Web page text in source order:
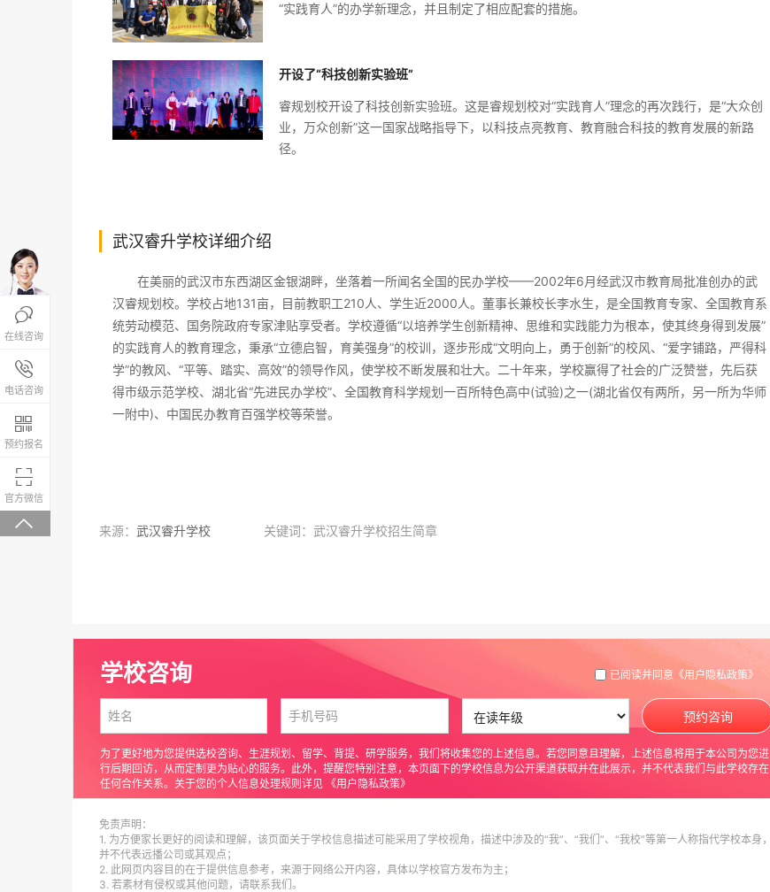
“实践育人”的办学新理念，并且制定了相应配套的措施。
开设了“科技创新实验班”
睿规划校开设了科技创新实验班。这是睿规划校对“实践育人”理念的再次践行，是“大众创
业，万众创新”这一国家战略指导下，以科技点亮教育、教育融合科技的教育发展的新路
径。
武汉睿升学校详细介绍
在美丽的武汉市东西湖区金银湖畔，坐落着一所闻名全国的民办学校——2002年6月经武汉市教育局批准创办的武
汉睿规划校。学校占地131亩，目前教职工210人、学生近2000人。董事长兼校长李水生，是全国教育专家、全国教育系
统劳动模范、国务院政府专家津贴享受者。学校遵循“以培养学生创新精神、思维和实践能力为根本，使其终身得到发展”
的实践育人的教育理念，秉承“立德启智，育美强身”的校训，逐步形成“文明向上，勇于创新”的校风、“爱字铺路，严得科
学”的教风、“平等、踏实、高效”的领导作风，使学校不断发展和壮大。二十年来，学校赢得了社会的广泛赞誉，先后获
得市级示范学校、湖北省“先进民办学校”、全国教育科学规划一百所特色高中(试验)之一(湖北省仅有两所，另一所为华师
一附中)、中国民办教育百强学校等荣誉。
来源： 武汉睿升学校 关键词：武汉睿升学校招生简章
学校咨询 已阅读并同意 《用户隐私政策》
为了更好地为您提供选校咨询、生涯规划、留学、背提、研学服务，我们将收集您的上述信息。若您同意且理解，上述信息将用于本公司为您进
行后期回访，从而定制更为贴心的服务。此外，提醒您特别注意，本页面下的学校信息为公开渠道获取并在此展示，并不代表我们与此学校存在
任何合作关系。关于您的个人信息处理规则详见 《用户隐私政策》
预约咨询
免责声明：
1. 为方便家长更好的阅读和理解，该页面关于学校信息描述可能采用了学校视角，描述中涉及的“我”、“我们”、“我校”等第一人称指代学校本身，
并不代表远播公司或其观点；
2. 此网页内容目的在于提供信息参考，来源于网络公开内容，具体以学校官方发布为主；
3. 若素材有侵权或其他问题，请联系我们。

在线咨询

电话咨询
报名咨询热线
4008-200-288

预约报名

官方微信
